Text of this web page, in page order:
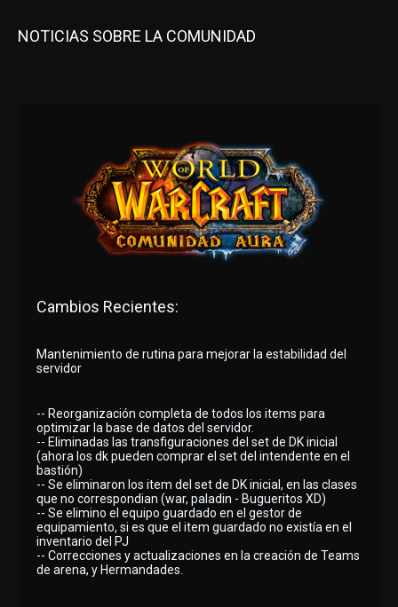
NOTICIAS SOBRE LA COMUNIDAD
Cambios Recientes:
Mantenimiento de rutina para mejorar la estabilidad del
servidor
-- Reorganización completa de todos los items para
optimizar la base de datos del servidor.
-- Eliminadas las transfiguraciones del set de DK inicial
(ahora los dk pueden comprar el set del intendente en el
bastión)
-- Se eliminaron los item del set de DK inicial, en las clases
que no correspondian (war, paladin - Bugueritos XD)
-- Se elimino el equipo guardado en el gestor de
equipamiento, si es que el item guardado no existía en el
inventario del PJ
-- Correcciones y actualizaciones en la creación de Teams
de arena, y Hermandades.